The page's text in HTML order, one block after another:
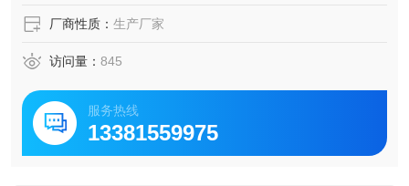
厂商性质： 生产厂家
访问量： 845
服务热线
13381559975